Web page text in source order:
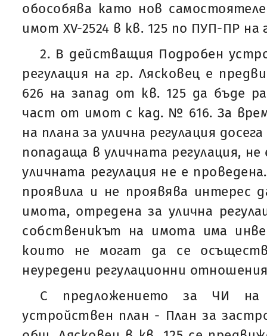
обособява като нов
имот XV-2524 в кв. 125 по ПУП-ПР на
2. В действащия Подробен
регулация на гр. Лясковец е
626 на запад от кв. 125 да бъде
част от имот с кад. № 616. За
на плана за улична регулация
попадаща в уличната регулация,
уличната регулация не е
проявила и не проявява
имота, отредена за улична
собственикът на имота има
които не могат да се
неуредени регулационни
С предложението за ЧИ на
устройствен план - План за